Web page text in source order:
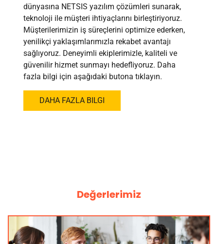
dünyasına NETSIS yazılım çözümleri sunarak,
teknoloji ile müşteri ihtiyaçlarını birleştiriyoruz.
Müşterilerimizin iş süreçlerini optimize ederken,
yenilikçi yaklaşımlarımızla rekabet avantajı
sağlıyoruz. Deneyimli ekiplerimizle, kaliteli ve
güvenilir hizmet sunmayı hedefliyoruz. Daha
fazla bilgi için aşağıdaki butona tıklayın.
DAHA FAZLA BILGI
Değerlerimiz